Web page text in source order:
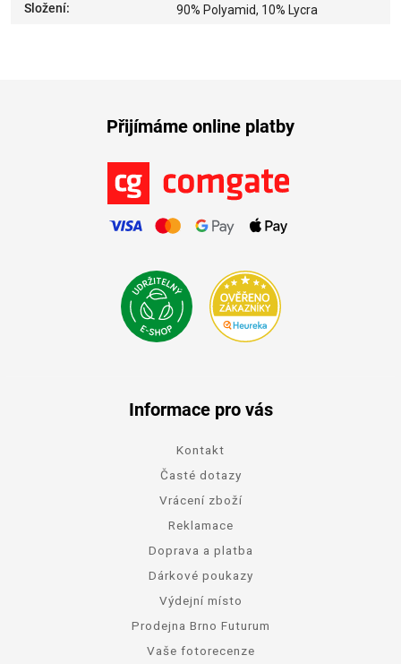
Složení: 90% Polyamid, 10% Lycra
Přijímáme online platby
Informace pro vás
Kontakt
Časté dotazy
Vrácení zboží
Reklamace
Doprava a platba
Dárkové poukazy
Výdejní místo
Prodejna Brno Futurum
Vaše fotorecenze